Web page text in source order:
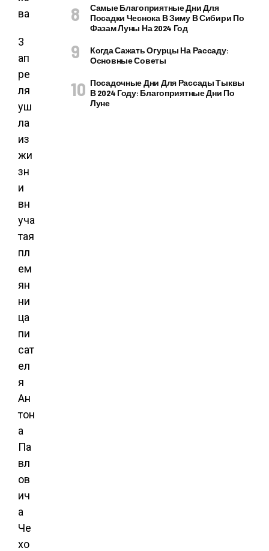
3
ап
ре
ля
уш
ла
из
жи
зн
и
вн
уча
тая
пл
ем
ян
ни
ца
пи
сат
ел
я
Ан
тон
а
Па
вл
ов
ич
а
Че
хо
Самые Благоприятные Дни Для
Посадки Чеснока В Зиму В Сибири По
Фазам Луны На 2024 Год
Когда Сажать Огурцы На Рассаду:
Основные Советы
Посадочные Дни Для Рассады Тыквы
В 2024 Году: Благоприятные Дни По
Луне